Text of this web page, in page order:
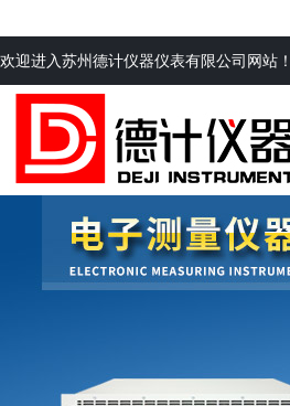
欢迎进入苏州德计仪器仪表有限公司网站！